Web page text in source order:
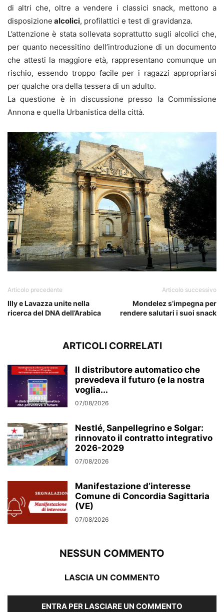
di altri che, oltre a vendere i classici snack, mettono a
disposizione alcolici, profilattici e test di gravidanza.
L’attenzione è stata sollevata soprattutto sugli alcolici che,
per quanto necessitino dell’introduzione di un documento
che attesti la maggiore età, rappresentano comunque un
rischio, essendo troppo facile per i ragazzi appropriarsi
per qualche ora della tessera di un adulto.
La questione è in discussione presso la Commissione
Annona e quella Urbanistica della città.
Articolo precedente
Illy e Lavazza unite nella
ricerca del DNA dell’Arabica
Articolo successivo
Mondelez s’impegna per
rendere salutari i suoi snack
ARTICOLI CORRELATI
Il distributore automatico che
prevedeva il futuro (e la nostra
voglia...
07/08/2026
Nestlé, Sanpellegrino e Solgar:
rinnovato il contratto integrativo
2026-2029
07/08/2026
Manifestazione d’interesse
Comune di Concordia Sagittaria
(VE)
07/08/2026
NESSUN COMMENTO
LASCIA UN COMMENTO
ENTRA PER LASCIARE UN COMMENTO